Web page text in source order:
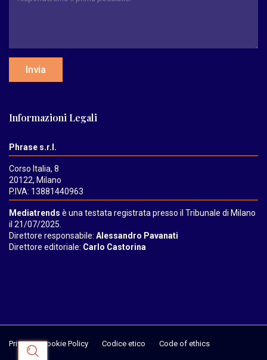
Invia
Informazioni Legali
Phrase s.r.l.
Corso Italia, 8
20122, Milano
P.IVA: 13881440963
Mediatrends è una testata registrata presso il Tribunale di Milano
il 21/07/2025.
Direttore responsabile: Alessandro Pavanati
Direttore editoriale: Carlo Castorina
Privacy & Cookie Policy Codice etico Code of ethics